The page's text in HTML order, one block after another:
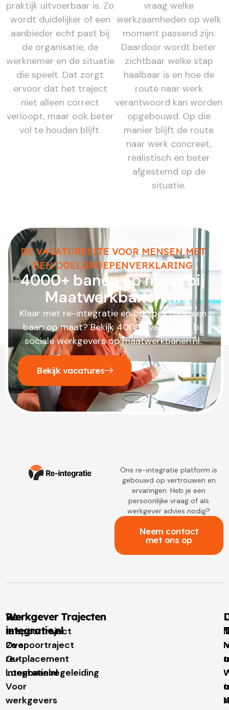
praktijk uitvoerbaar is. Zo
wordt duidelijker of een
aanbieder echt past bij
de organisatie, de
werknemer en de situatie
die speelt. Dat zorgt
ervoor dat het traject
niet alleen correct
verloopt, maar ook beter
vol te houden blijft.
vraag welke
werkzaamheden op welk
moment passend zijn.
Daardoor wordt beter
zichtbaar welke stap
haalbaar is en hoe de
route naar werk
verantwoord kan worden
opgebouwd. Op die
manier blijft de route
naar werk concreet,
realistisch en beter
afgestemd op de
situatie.
DE VACATURESITE VOOR MENSEN MET
EEN DOELGROEPENVERKLARING
4000+ banen op maat bij
Maatwerkbanen.nl
Klaar met re-integratie en op zoek naar een
baan op maat? Bekijk 4000+ vacatures bij
sociale werkgevers op maatwerkbanen.nl.
Bekijk vacatures
Ons re-integratie platform is
gebouwd op vertrouwen en
ervaringen. Heb je een
persoonlijke vraag of als
werkgever advies nodig?
Neem contact
met ons op
Re-
integratie.nl
Over
re-
integratie.nl
Voor
werkgevers
Werkgever Trajecten
1e spoortraject
2e spoortraject
Outplacement
Loopbaanbegeleiding